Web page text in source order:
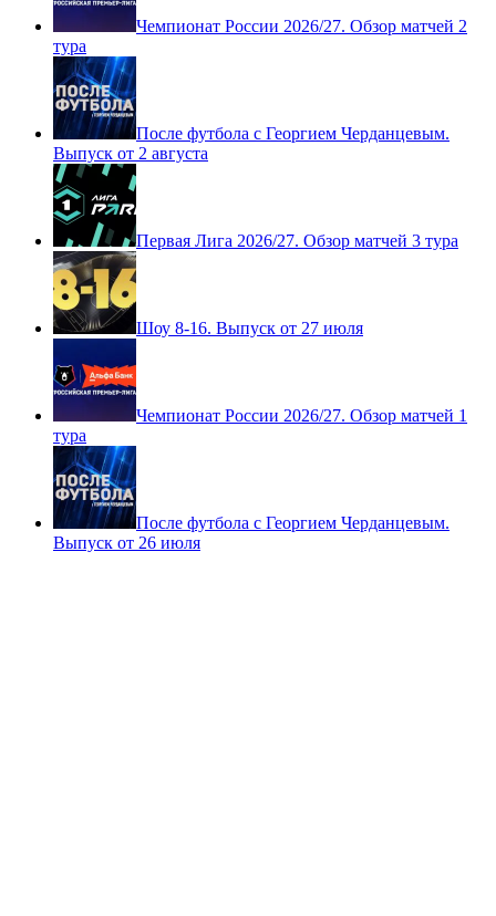
Чемпионат России 2026/27. Обзор матчей 2
тура
После футбола с Георгием Черданцевым.
Выпуск от 2 августа
Первая Лига 2026/27. Обзор матчей 3 тура
Шоу 8-16. Выпуск от 27 июля
Чемпионат России 2026/27. Обзор матчей 1
тура
После футбола с Георгием Черданцевым.
Выпуск от 26 июля